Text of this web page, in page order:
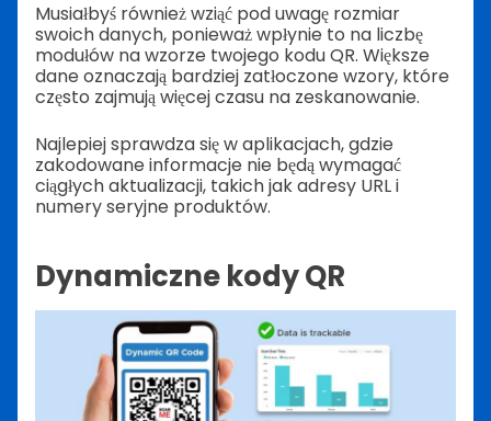
Musiałbyś również wziąć pod uwagę rozmiar
swoich danych, ponieważ wpłynie to na liczbę
modułów na wzorze twojego kodu QR. Większe
dane oznaczają bardziej zatłoczone wzory, które
często zajmują więcej czasu na zeskanowanie.
Najlepiej sprawdza się w aplikacjach, gdzie
zakodowane informacje nie będą wymagać
ciągłych aktualizacji, takich jak adresy URL i
numery seryjne produktów.
Dynamiczne kody QR